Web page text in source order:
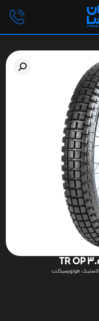
لاستیک موتورسیکلت